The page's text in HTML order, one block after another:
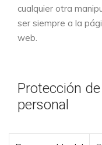
cualquier otra
ser siempre a la
web.
Protección
personal